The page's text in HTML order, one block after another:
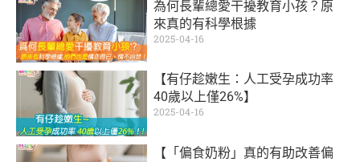
為何長輩總愛干擾教育小孩？原
來真的有科學根據
2025-04-16
【有仔趁嫩生：人工受孕成功率
40歲以上僅26%】
2025-04-16
【「偏食奶粉」真的有助改善偏